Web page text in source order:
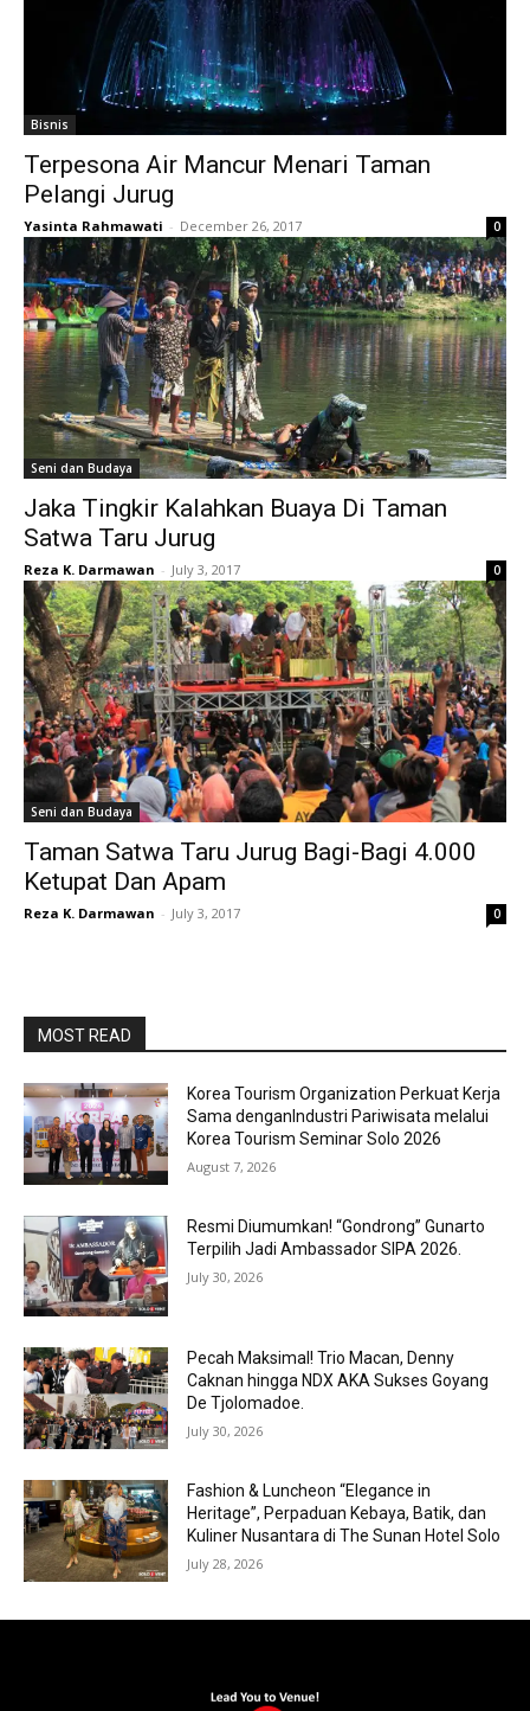
Bisnis
Terpesona Air Mancur Menari Taman
Pelangi Jurug
Yasinta Rahmawati - December 26, 2017 0
Seni dan Budaya
Jaka Tingkir Kalahkan Buaya Di Taman
Satwa Taru Jurug
Reza K. Darmawan - July 3, 2017 0
Seni dan Budaya
Taman Satwa Taru Jurug Bagi-Bagi 4.000
Ketupat Dan Apam
Reza K. Darmawan - July 3, 2017 0
MOST READ
Korea Tourism Organization Perkuat Kerja
Sama denganIndustri Pariwisata melalui
Korea Tourism Seminar Solo 2026
August 7, 2026
Resmi Diumumkan! “Gondrong” Gunarto
Terpilih Jadi Ambassador SIPA 2026.
July 30, 2026
Pecah Maksimal! Trio Macan, Denny
Caknan hingga NDX AKA Sukses Goyang
De Tjolomadoe.
July 30, 2026
Fashion & Luncheon “Elegance in
Heritage”, Perpaduan Kebaya, Batik, dan
Kuliner Nusantara di The Sunan Hotel Solo
July 28, 2026